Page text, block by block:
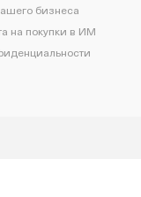
бизнеса
на покупки в ИМ